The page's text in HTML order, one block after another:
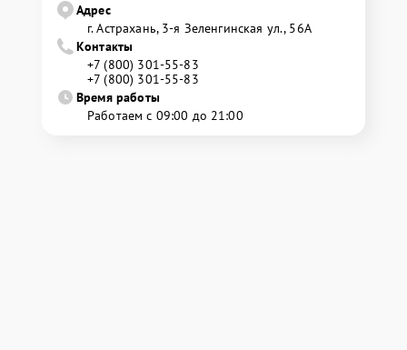
Адрес
г. Астрахань, 3-я Зеленгинская ул., 56А
Контакты
+7 (800) 301-55-83
+7 (800) 301-55-83
Время работы
Работаем с 09:00 до 21:00